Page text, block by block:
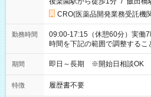
CRO(医薬品開発業務受託機
勤務時間
09:00-17:15（休憩60分）実働
時間を下記の範囲で調整する
間 09:00～10:00 ・勤務終
05:00～07:15
期間 即日～長期 ※開始日相談OK
特徴 履歴書不要